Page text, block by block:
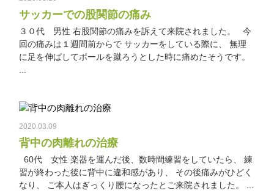
サッカーでの股関節の痛み
３０代 男性 右股関節の痛みを訴えて来院されました。 今
回の痛みは１週間前からで サッカーをしている際に、 無理
に足を伸ばしてボールを蹴ろうとした時に痛めたそうです。
2020.03.09
背中の肉離れの治療
60代 女性 楽器を運んだ後、数時間練習をしていたら、 練
習が終わった後に背中に違和感があり、 その後痛みがひどく
なり、 ご本人はぎっくり腰になったとご来院されました。 ...